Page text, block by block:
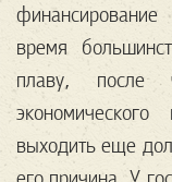
время
плаву, после
выходить еще